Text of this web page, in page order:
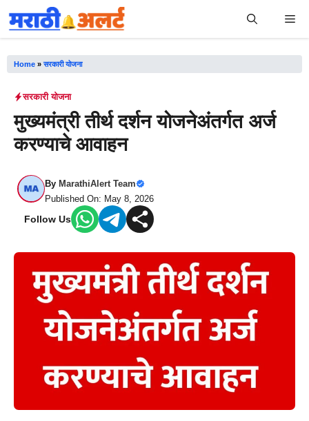
Skip
to
Home »सरकारी योजना
सरकारी योजना
मुख्यमंत्री तीर्थ दर्शन योजनेअंतर्गत अर्ज
करण्याचे आवाहन
By MarathiAlert Team
Published On: May 8, 2026
Follow Us